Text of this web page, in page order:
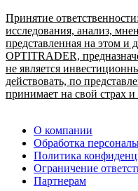
Принятие
исследования, анализ,
представленная на этом и
OPTITRADER,
не является
действовать, по
принимает на свой страх и
О компании
Обработка
Политика
Ограничение
Партнерам